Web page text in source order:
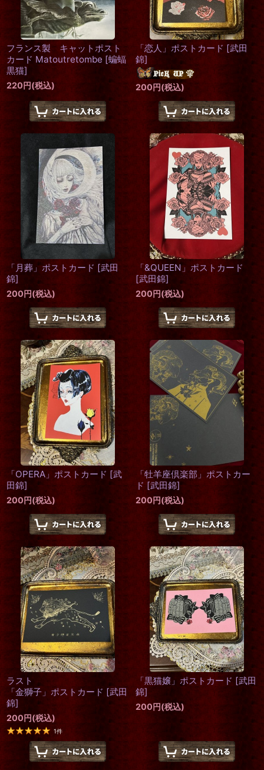
フランス製 キャットポスト
カード Matoutretombe [蝙蝠
黒猫]
220円(税込)
「恋人」ポストカード [武田
錦]
200円(税込)
「月葬」ポストカード [武田
錦]
200円(税込)
「&QUEEN」ポストカード
[武田錦]
200円(税込)
「OPERA」ポストカード [武
田錦]
200円(税込)
「牡羊座倶楽部」ポストカー
ド [武田錦]
200円(税込)
ラスト
「金獅子」ポストカード [武田
錦]
200円(税込)
1件
「黒猫嬢」ポストカード [武田
錦]
200円(税込)